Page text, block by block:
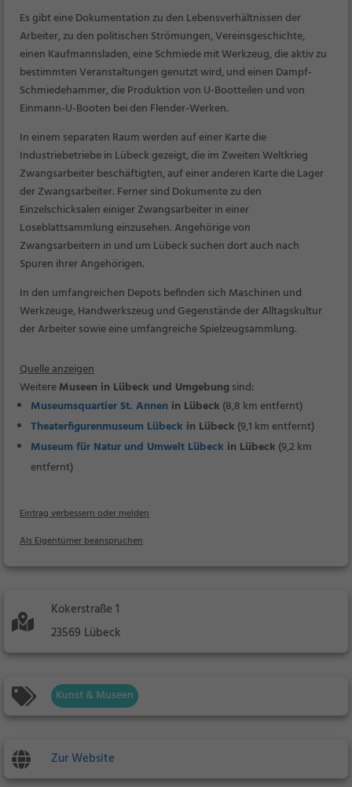
Es gibt eine Dokumentation zu den Lebensverhältnissen der
Arbeiter, zu den politischen Strömungen, Vereinsgeschichte,
einen Kaufmannsladen, eine Schmiede mit Werkzeug, die aktiv zu
bestimmten Veranstaltungen genutzt wird, und einen Dampf-
Schmiedehammer, die Produktion von U-Bootteilen und von
Einmann-U-Booten bei den Flender-Werken.
In einem separaten Raum werden auf einer Karte die
Industriebetriebe in Lübeck gezeigt, die im Zweiten Weltkrieg
Zwangsarbeiter beschäftigten, auf einer anderen Karte die Lager
der Zwangsarbeiter. Ferner sind Dokumente zu den
Einzelschicksalen einiger Zwangsarbeiter in einer
Loseblattsammlung einzusehen. Angehörige von
Zwangsarbeitern in und um Lübeck suchen dort auch nach
Spuren ihrer Angehörigen.
In den umfangreichen Depots befinden sich Maschinen und
Werkzeuge, Handwerkszeug und Gegenstände der Alltagskultur
der Arbeiter sowie eine umfangreiche Spielzeugsammlung.
Quelle anzeigen
WeitereMuseen in Lübeck und Umgebungsind:
Museumsquartier St. Annen in Lübeck (8,8 km entfernt)
Theaterfigurenmuseum Lübeck in Lübeck (9,1 km entfernt)
Museum für Natur und Umwelt Lübeck in Lübeck (9,2 km
entfernt)
Eintrag verbessern oder melden
Als Eigentümer beanspruchen
Kokerstraße 1
23569 Lübeck
Kunst & Museen
Zur Website